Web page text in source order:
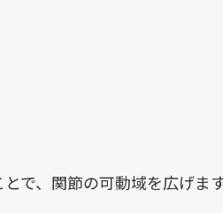
で、関節の可動域を広げます